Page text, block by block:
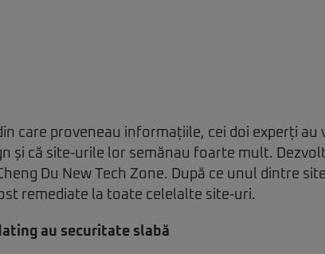
care proveneau informațiile, cei doi experți au
și că site-urile lor semănau foarte mult.
Du New Tech Zone. După ce unul dintre
remediate la toate celelalte site-uri.
au securitate slabă